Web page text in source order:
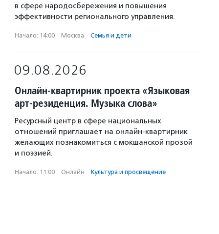
в сфере народосбережения и повышения
эффективности регионального управления.
Начало: 14:00 · Москва · Семья и дети
09.08.2026
Онлайн-квартирник проекта «Языковая
арт-резиденция. Музыка слова»
Ресурсный центр в сфере национальных
отношений приглашает на онлайн-квартирник
желающих познакомиться с мокшанской прозой
и поэзией.
Начало: 11:00 · Онлайн · Культура и просвещение